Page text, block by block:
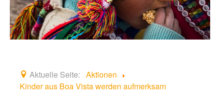
Entstehung
Aktionen
Aktuelle Seite: Aktionen
Kinder aus Boa Vista werden aufmerksam